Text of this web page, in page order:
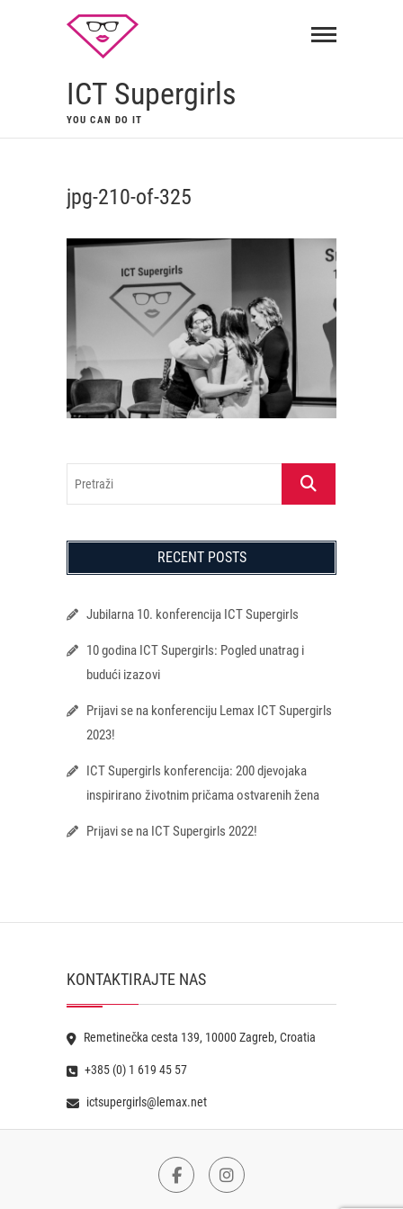
ICT Supergirls
YOU CAN DO IT
jpg-210-of-325
Pretraži
RECENT POSTS
Jubilarna 10. konferencija ICT Supergirls
10 godina ICT Supergirls: Pogled unatrag i
budući izazovi
Prijavi se na konferenciju Lemax ICT Supergirls
2023!
ICT Supergirls konferencija: 200 djevojaka
inspirirano životnim pričama ostvarenih žena
Prijavi se na ICT Supergirls 2022!
KONTAKTIRAJTE NAS
Remetinečka cesta 139, 10000 Zagreb, Croatia
+385 (0) 1 619 45 57
ictsupergirls@lemax.net
FacebookInstagram